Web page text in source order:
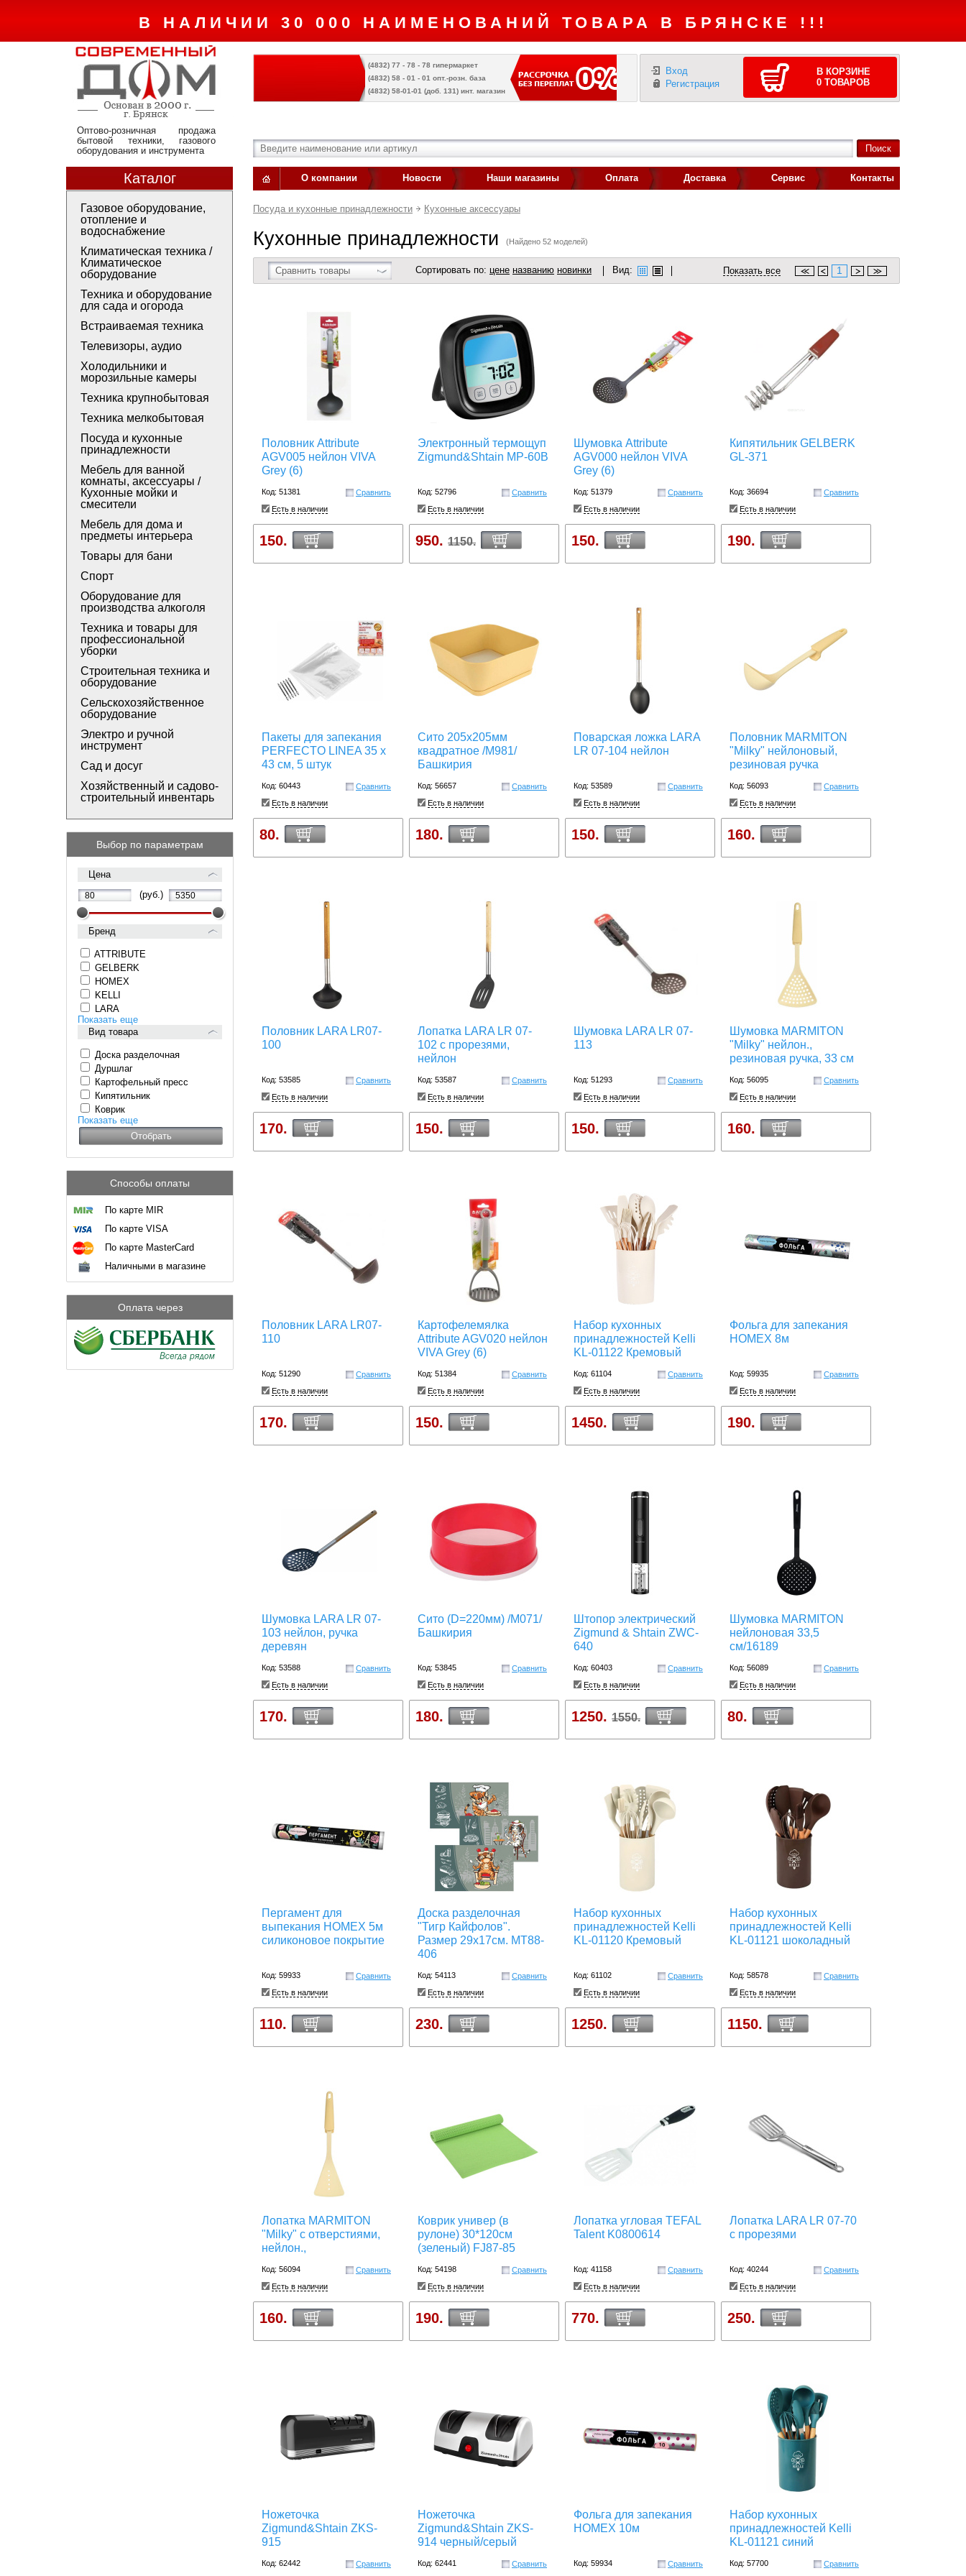
В НАЛИЧИИ 30 000 НАИМЕНОВАНИЙ ТОВАРА В БРЯНСКЕ !!!
Оптово-розничная продажа
бытовой техники, газового
оборудования и инструмента
(4832) 77 - 78 - 78 гипермаркет
(4832) 58 - 01 - 01 опт.-розн. база
(4832) 58-01-01 (доб. 131) инт. магазин
Вход
Регистрация
В КОРЗИНЕ
0 ТОВАРОВ
Каталог
Газовое оборудование,
отопление и
водоснабжение
Климатическая техника /
Климатическое
оборудование
Техника и оборудование
для сада и огорода
Встраиваемая техника
Телевизоры, аудио
Холодильники и
морозильные камеры
Техника крупнобытовая
Техника мелкобытовая
Посуда и кухонные
принадлежности
Мебель для ванной
комнаты, аксессуары /
Кухонные мойки и
смесители
Мебель для дома и
предметы интерьера
Товары для бани
Спорт
Оборудование для
производства алкоголя
Техника и товары для
профессиональной
уборки
Строительная техника и
оборудование
Сельскохозяйственное
оборудование
Электро и ручной
инструмент
Сад и досуг
Хозяйственный и садово-
строительный инвентарь
Выбор по параметрам
Цена
(руб.)
Бренд
ATTRIBUTE
GELBERK
HOMEX
KELLI
LARA
Показать еще
Вид товара
Доска разделочная
Дуршлаг
Картофельный пресс
Кипятильник
Коврик
Показать еще
Способы оплаты
По карте MIR
По карте VISA
По карте MasterCard
Наличными в магазине
Оплата через
О компании Новости Наши магазины Оплата Доставка Сервис Контакты
Посуда и кухонные принадлежности Кухонные аксессуары
Кухонные принадлежности (Найдено 52 моделей)
Сравнить товары Сортировать по: цене названию новинки Вид: Показать все 1
Половник Attribute
AGV005 нейлон VIVA
Grey (6)
Код: 51381
Сравнить
Есть в наличии
150.
Электронный термощуп
Zigmund&Shtain MP-60B
Код: 52796
Сравнить
Есть в наличии
950. 1150.
Шумовка Attribute
AGV000 нейлон VIVA
Grey (6)
Код: 51379
Сравнить
Есть в наличии
150.
Кипятильник GELBERK
GL-371
Код: 36694
Сравнить
Есть в наличии
190.
Пакеты для запекания
PERFECTO LINEA 35 х
43 см, 5 штук
Код: 60443
Сравнить
Есть в наличии
80.
Сито 205х205мм
квадратное /М981/
Башкирия
Код: 56657
Сравнить
Есть в наличии
180.
Поварская ложка LARA
LR 07-104 нейлон
Код: 53589
Сравнить
Есть в наличии
150.
Половник MARMITON
"Milky" нейлоновый,
резиновая ручка
Код: 56093
Сравнить
Есть в наличии
160.
Половник LARA LR07-
100
Код: 53585
Сравнить
Есть в наличии
170.
Лопатка LARA LR 07-
102 с прорезями,
нейлон
Код: 53587
Сравнить
Есть в наличии
150.
Шумовка LARA LR 07-
113
Код: 51293
Сравнить
Есть в наличии
150.
Шумовка MARMITON
"Milky" нейлон.,
резиновая ручка, 33 см
Код: 56095
Сравнить
Есть в наличии
160.
Половник LARA LR07-
110
Код: 51290
Сравнить
Есть в наличии
170.
Картофелемялка
Attribute AGV020 нейлон
VIVA Grey (6)
Код: 51384
Сравнить
Есть в наличии
150.
Набор кухонных
принадлежностей Kelli
KL-01122 Кремовый
Код: 61104
Сравнить
Есть в наличии
1450.
Фольга для запекания
HOMEX 8м
Код: 59935
Сравнить
Есть в наличии
190.
Шумовка LARA LR 07-
103 нейлон, ручка
деревян
Код: 53588
Сравнить
Есть в наличии
170.
Сито (D=220мм) /М071/
Башкирия
Код: 53845
Сравнить
Есть в наличии
180.
Штопор электрический
Zigmund & Shtain ZWC-
640
Код: 60403
Сравнить
Есть в наличии
1250. 1550.
Шумовка MARMITON
нейлоновая 33,5
см/16189
Код: 56089
Сравнить
Есть в наличии
80.
Пергамент для
выпекания HOMEX 5м
силиконовое покрытие
Код: 59933
Сравнить
Есть в наличии
110.
Доска разделочная
"Тигр Кайфолов".
Размер 29х17см. MT88-
406
Код: 54113
Сравнить
Есть в наличии
230.
Набор кухонных
принадлежностей Kelli
KL-01120 Кремовый
Код: 61102
Сравнить
Есть в наличии
1250.
Набор кухонных
принадлежностей Kelli
KL-01121 шоколадный
Код: 58578
Сравнить
Есть в наличии
1150.
Лопатка MARMITON
"Milky" с отверстиями,
нейлон.,
Код: 56094
Сравнить
Есть в наличии
160.
Коврик универ (в
рулоне) 30*120см
(зеленый) FJ87-85
Код: 54198
Сравнить
Есть в наличии
190.
Лопатка угловая TEFAL
Talent K0800614
Код: 41158
Сравнить
Есть в наличии
770.
Лопатка LARA LR 07-70
с прорезями
Код: 40244
Сравнить
Есть в наличии
250.
Ножеточка
Zigmund&Shtain ZKS-
915
Код: 62442 Сравнить
Ножеточка
Zigmund&Shtain ZKS-
914 черный/серый
Код: 62441 Сравнить
Фольга для запекания
HOMEX 10м
Код: 59934 Сравнить
Набор кухонных
принадлежностей Kelli
KL-01121 синий
Код: 57700 Сравнить